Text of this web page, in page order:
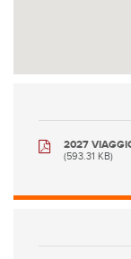
2027
(593.31 KB)